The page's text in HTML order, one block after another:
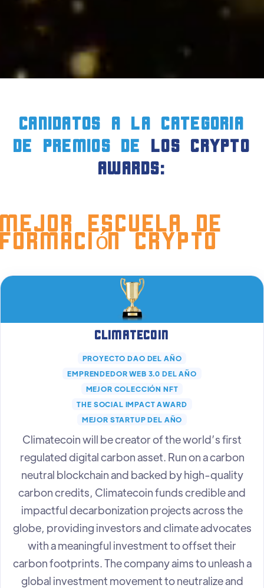
CANIDATOS a la CATEGORIA
DE PREMIOS de
LOS crypto
AWARDS:
Mejor Escuela de
Formación Crypto
Climatecoin
PROYECTO DAO DEL AÑO
EMPRENDEDOR WEB 3.0 DEL AÑO
MEJOR COLECCIÓN NFT
THE SOCIAL IMPACT AWARD
MEJOR STARTUP DEL AÑO
Climatecoin will be creator of the world’s first
regulated digital carbon asset. Run on a carbon
neutral blockchain and backed by high-quality
carbon credits, Climatecoin funds credible and
impactful decarbonization projects across the
globe, providing investors and climate advocates
with a meaningful investment to offset their
carbon footprints. The company aims to unleash a
global investment movement to neutralize and